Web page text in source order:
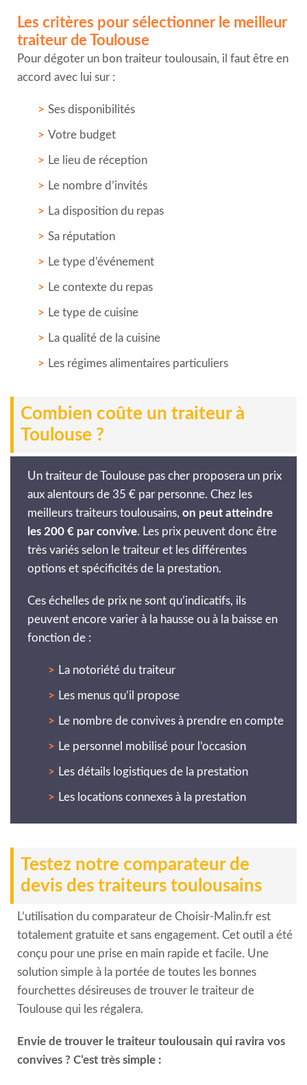
Les critères pour sélectionner le meilleur
traiteur de Toulouse
Pour dégoter un bon traiteur toulousain, il faut être en
accord avec lui sur :
Ses disponibilités
Votre budget
Le lieu de réception
Le nombre d’invités
La disposition du repas
Sa réputation
Le type d’événement
Le contexte du repas
Le type de cuisine
La qualité de la cuisine
Les régimes alimentaires particuliers
Combien coûte un traiteur à
Toulouse ?
Un traiteur de Toulouse pas cher proposera un prix
aux alentours de 35 € par personne. Chez les
meilleurs traiteurs toulousains, on peut atteindre
les 200 € par convive. Les prix peuvent donc être
très variés selon le traiteur et les différentes
options et spécificités de la prestation.
Ces échelles de prix ne sont qu’indicatifs, ils
peuvent encore varier à la hausse ou à la baisse en
fonction de :
La notoriété du traiteur
Les menus qu’il propose
Le nombre de convives à prendre en compte
Le personnel mobilisé pour l’occasion
Les détails logistiques de la prestation
Les locations connexes à la prestation
Testez notre comparateur de
devis des traiteurs toulousains
L’utilisation du comparateur de Choisir-Malin.fr est
totalement gratuite et sans engagement. Cet outil a été
conçu pour une prise en main rapide et facile. Une
solution simple à la portée de toutes les bonnes
fourchettes désireuses de trouver le traiteur de
Toulouse qui les régalera.
Envie de trouver le traiteur toulousain qui ravira vos
convives ? C’est très simple :